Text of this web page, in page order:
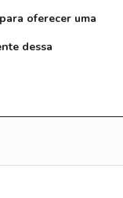
dedos
oferecer uma
dessa